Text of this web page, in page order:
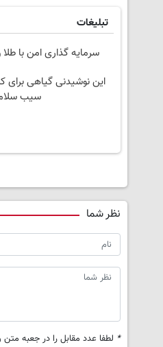
تبلیغات
سرمایه گذاری امن با
این نوشیدنی گیاهی برای
سیب
نظر شما
* لطفا عدد مقابل را در جعبه متن